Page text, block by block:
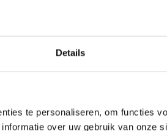
Details
te personaliseren, om functies
over uw gebruik van onze